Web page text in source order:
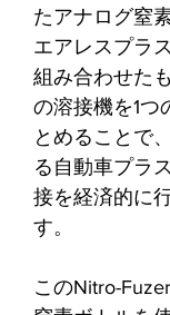
たアナログ窒
エアレスプラ
組み合わせた
の溶接機を1つ
とめることで
る自動車プラ
接を経済的に
す。
このNitro-